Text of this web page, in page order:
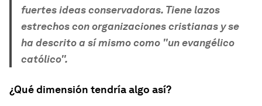
fuertes ideas conservadoras. Tiene lazos
estrechos con organizaciones cristianas y se
ha descrito a sí mismo como "un evangélico
católico".
¿Qué dimensión tendría algo así?